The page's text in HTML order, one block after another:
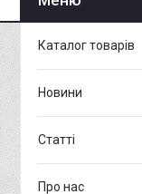
Каталог товарів
Новини
Статті
Про нас